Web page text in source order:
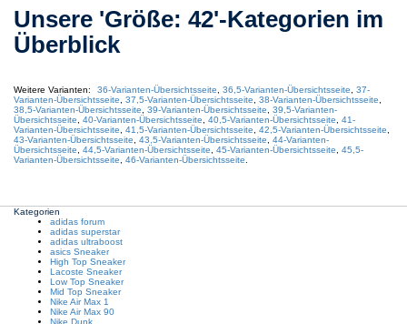
Unsere 'Größe: 42'-Kategorien im
Überblick
Weitere Varianten: 36-Varianten-Übersichtsseite 36,5-Varianten-Übersichtsseite 37-
Varianten-Übersichtsseite
37,5-Varianten-Übersichtsseite 38-Varianten-Übersichtsseite
38,5-Varianten-Übersichtsseite 39-Varianten-Übersichtsseite 39,5-Varianten-
Übersichtsseite
40-Varianten-Übersichtsseite 40,5-Varianten-Übersichtsseite 41-
Varianten-Übersichtsseite
41,5-Varianten-Übersichtsseite 42,5-Varianten-Übersichtsseite
43-Varianten-Übersichtsseite 43,5-Varianten-Übersichtsseite 44-Varianten-
Übersichtsseite
44,5-Varianten-Übersichtsseite 45-Varianten-Übersichtsseite 45,5-
Varianten-Übersichtsseite
46-Varianten-Übersichtsseite
Kategorien
adidas forum
adidas superstar
adidas ultraboost
asics Sneaker
High Top Sneaker
Lacoste Sneaker
Low Top Sneaker
Mid Top Sneaker
Nike Air Max 1
Nike Air Max 90
Nike Dunk